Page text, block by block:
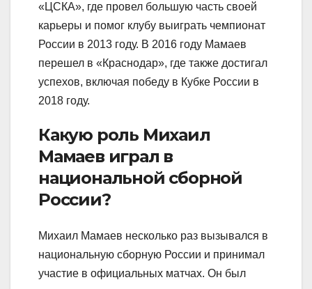
«ЦСКА», где провел большую часть своей
карьеры и помог клубу выиграть чемпионат
России в 2013 году. В 2016 году Мамаев
перешел в «Краснодар», где также достигал
успехов, включая победу в Кубке России в
2018 году.
Какую роль Михаил
Мамаев играл в
национальной сборной
России?
Михаил Мамаев несколько раз вызывался в
национальную сборную России и принимал
участие в официальных матчах. Он был